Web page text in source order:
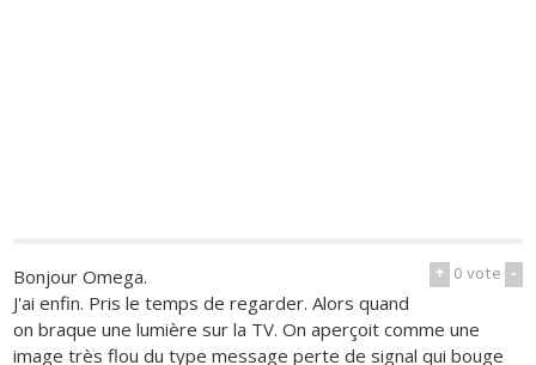
+ 0vote -
Bonjour Omega.
J'ai enfin. Pris le temps de regarder. Alors quand
on braque une lumière sur la TV. On aperçoit comme une
image très flou du type message perte de signal qui bouge